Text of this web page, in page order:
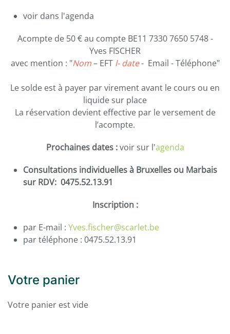
voir dans l'agenda
Acompte de 50 € au compte BE11 7330 7650 5748 -
Yves FISCHER
avec mention : "Nom– EFTl- date- Email - Téléphone"
Le solde est à payer par virement avant le cours ou en
liquide sur place
La réservation devient effective par le versement de
l’acompte.
Prochaines dates :voir sur l'agenda
Consultations individuelles à Bruxelles ou Marbais
sur RDV: 0475.52.13.91
Inscription :
par E-mail : Yves.fischer@scarlet.be
par téléphone : 0475.52.13.91
Votre panier
Votre panier est vide